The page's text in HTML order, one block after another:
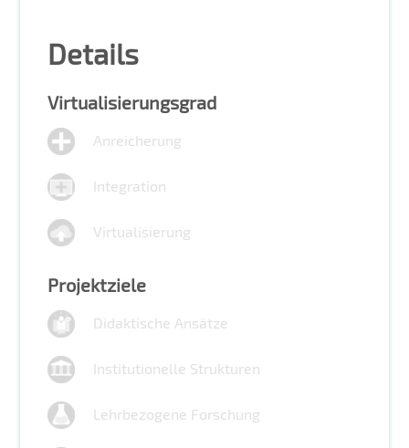
Details
Virtualisierungsgrad
Anreicherung
Integration
Virtualisierung
Projektziele
Didaktische Ansätze
Institutionelle Strukturen
Lehrbezogene Forschung